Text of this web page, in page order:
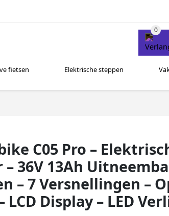
fietsen Elektrische steppen
C05 Pro –
36V 13Ah
– 7 Versnellingen –
LCD Display – LED